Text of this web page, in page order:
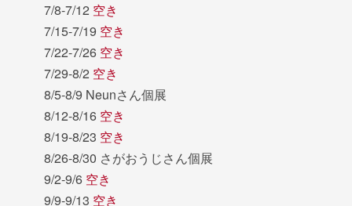
7/8-7/12 空き
7/15-7/19 空き
7/22-7/26 空き
7/29-8/2 空き
8/5-8/9 Neunさん個展
8/12-8/16 空き
8/19-8/23 空き
8/26-8/30 さがおうじさん個展
9/2-9/6 空き
9/9-9/13 空き